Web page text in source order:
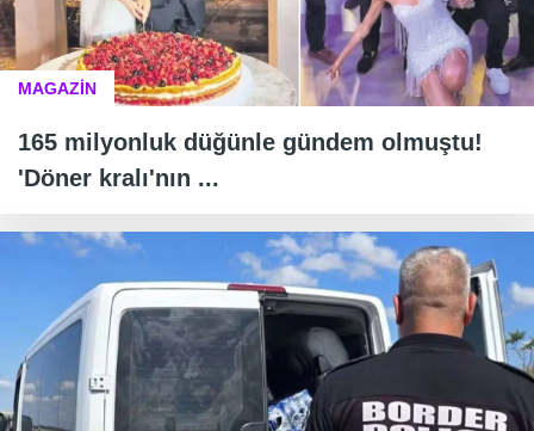
MAGAZİN
165 milyonluk düğünle gündem olmuştu!
'Döner kralı'nın ...